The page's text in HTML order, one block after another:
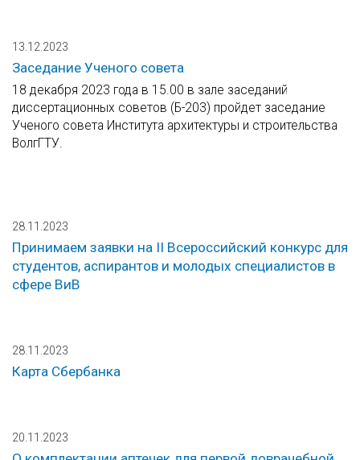
13.12.2023
Заседание Ученого совета
18 декабря 2023 года в 15.00 в зале заседаний
диссертационных советов (Б-203) пройдет заседание
Ученого совета Института архитектуры и строительства
ВолгГТУ.
28.11.2023
Принимаем заявки на II Всероссийский конкурс для
студентов, аспирантов и молодых специалистов в
сфере ВиВ
28.11.2023
Карта Сбербанка
20.11.2023